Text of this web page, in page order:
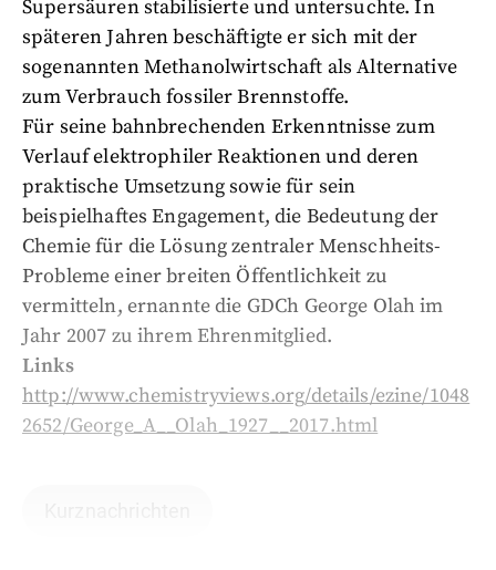
Supersäuren stabilisierte und untersuchte. In
späteren Jahren beschäftigte er sich mit der
sogenannten Methanolwirtschaft als Alternative
zum Verbrauch fossiler Brennstoffe.
Für seine bahnbrechenden Erkenntnisse zum
Verlauf elektrophiler Reaktionen und deren
praktische Umsetzung sowie für sein
beispielhaftes Engagement, die Bedeutung der
Chemie für die Lösung zentraler Menschheits-
Probleme einer breiten Öffentlichkeit zu
vermitteln, ernannte die GDCh George Olah im
Jahr 2007 zu ihrem Ehrenmitglied.
Links
http://www.chemistryviews.org/details/ezine/1048
2652/George_A__Olah_1927__2017.html